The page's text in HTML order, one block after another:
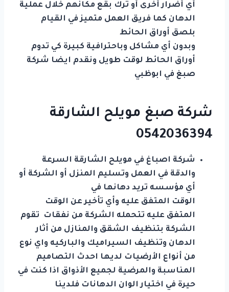
أي أضرار أخرى أو ترك بقع مكانهم خلال عملية
الدهان كما فريق العمل متميز في القيام
بلصق أوراق الحائط
وبدون أي مشاكل وباحترافية كبيرة كي تدوم
أوراق الحائط لوقت طويل ونقدم ايضا شركة
صبغ في ابوظبي
شركة صبغ مويلح الشارقة
0542036394
شركة اصباغ في مويلح الشارقة السرعة
والدقة في العمل وتسليم المنزل أو الشركة أو
أي مؤسسه تريد دهانها في
الوقت المتفق عليه وأي تأخير عن الوقت
المتفق عليه تتحمله الشركة من نفقات تقوم
الشركة بتنظيف الشقق والمنازل من أثار
الدهان وتنظيف السيراميك والباركيه واي نوع
من أنواع الأرضيات لديها احدث التصاميم
المناسبة والمرضية لجميع الأذواق اذا كنت في
حيرة في اختيار الوان الدهانات فلدينا